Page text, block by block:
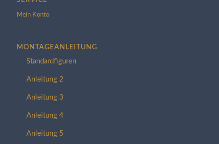
Mein Konto
MONTAGEANLEITUNG
Standardfiguren
Anleitung 2
Anleitung 3
Anleitung 4
Anleitung 5